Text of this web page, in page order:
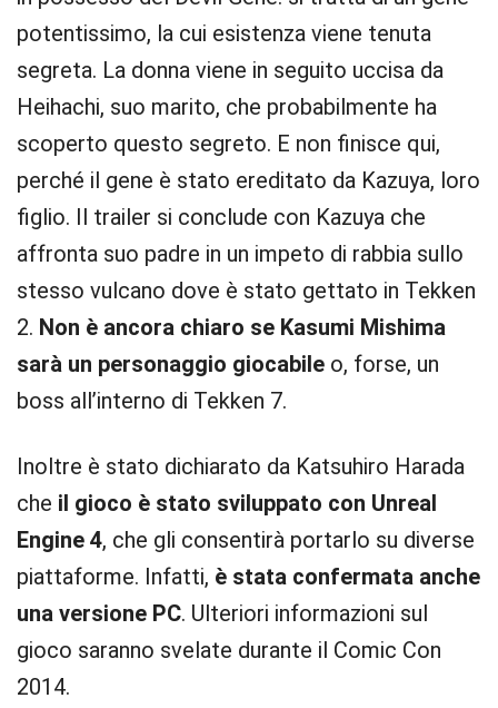
potentissimo, la cui esistenza viene tenuta
segreta. La donna viene in seguito uccisa da
Heihachi, suo marito, che probabilmente ha
scoperto questo segreto. E non finisce qui,
perché il gene è stato ereditato da Kazuya, loro
figlio. Il trailer si conclude con Kazuya che
affronta suo padre in un impeto di rabbia sullo
stesso vulcano dove è stato gettato in Tekken
2. Non è ancora chiaro se Kasumi Mishima
sarà un personaggio giocabile o, forse, un
boss all’interno di Tekken 7.
Inoltre è stato dichiarato da Katsuhiro Harada
che il gioco è stato sviluppato con Unreal
Engine 4, che gli consentirà portarlo su diverse
piattaforme. Infatti, è stata confermata anche
una versione PC. Ulteriori informazioni sul
gioco saranno svelate durante il Comic Con
2014.